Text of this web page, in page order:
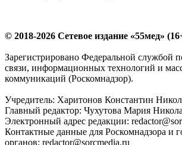
© 2018-2026 Сетевое издание «55мед»
Зарегистрировано Федеральной службой
связи, информационных технологий и
коммуникаций (Роскомнадзор).
Учредитель: Харитонов Константин
Главный редактор: Чухутова Мария
Электронный адрес редакции:
Контактные данные для Роскомнадзора и
органов: redactor@sorcmedia.ru